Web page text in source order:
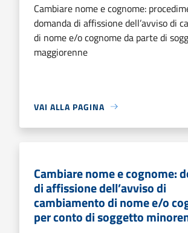
Cambiare nome e cognome:
domanda di affissione dell’avviso di
di nome e/o cognome da parte di
maggiorenne
VAI ALLA PAGINA
Cambiare nome e cognome:
di affissione dell’avviso di
cambiamento di nome e/o
per conto di soggetto